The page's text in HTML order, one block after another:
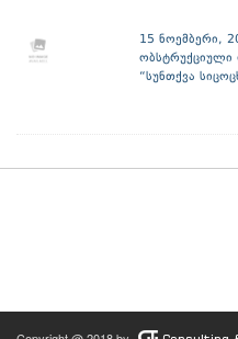
15 ნოემბერი,
ობსტრუქციული
“სუნთქვა